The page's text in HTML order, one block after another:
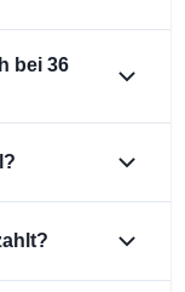
bei 36